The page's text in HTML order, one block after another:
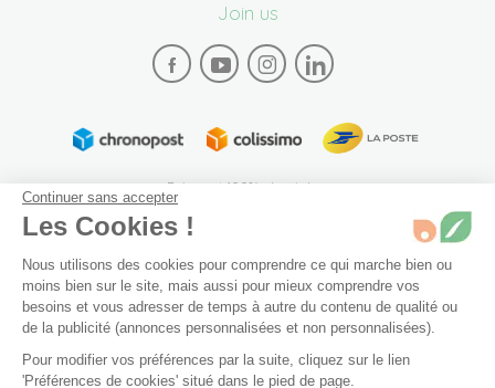
60 capsules Non disponible
Join us
Paiement 100% sécurisé
Plan du site Mentions légales Conditions générales de vente
Archives Accessibilité: partiellement conforme (94%)
Continuer sans accepter
Les Cookies !
Nous utilisons des cookies pour comprendre ce qui marche bien ou
moins bien sur le site, mais aussi pour mieux comprendre vos
besoins et vous adresser de temps à autre du contenu de qualité ou
de la publicité (annonces personnalisées et non personnalisées).
Pour modifier vos préférences par la suite, cliquez sur le lien
'Préférences de cookies' situé dans le pied de page.